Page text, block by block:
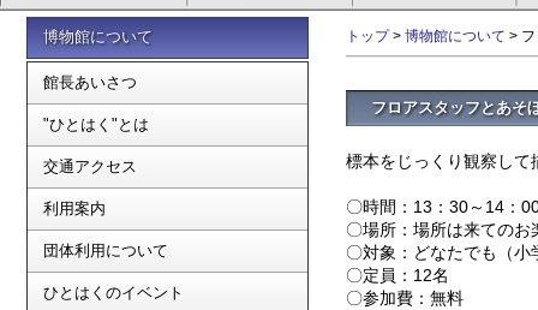
博物館について
館長あいさつ
"ひとはく"とは
交通アクセス
利用案内
団体利用について
ひとはくのイベント
トップ> 博物館について >
フロアスタッフとあそ
標本をじっくり観察して
〇時間：13：30～14：
〇場所：場所は来てのお
〇対象：どなたでも（
〇定員：12名
〇参加費：無料